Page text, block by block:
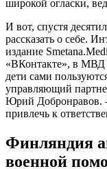
широкой огласки,
И вот, спустя
рассказать о себе.
издание
«ВКонтакте», в МВД
дети сами
управляющий
Юрий Добронравов.
привлечь к
Финляндия
военной